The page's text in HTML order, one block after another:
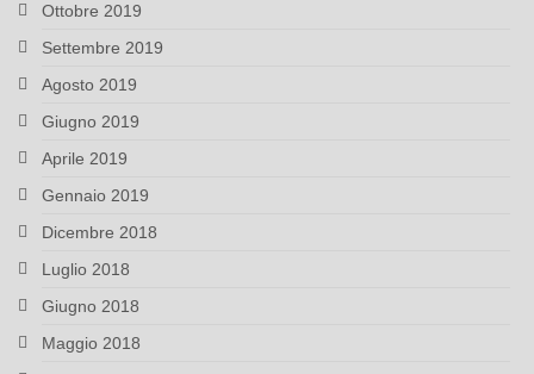
Ottobre 2019
Settembre 2019
Agosto 2019
Giugno 2019
Aprile 2019
Gennaio 2019
Dicembre 2018
Luglio 2018
Giugno 2018
Maggio 2018